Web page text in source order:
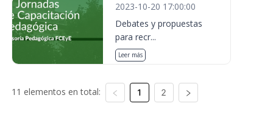
2023-10-20 17:00:00
Debates y propuestas
para recr...
Leer más
11 elementos en total: 1 2